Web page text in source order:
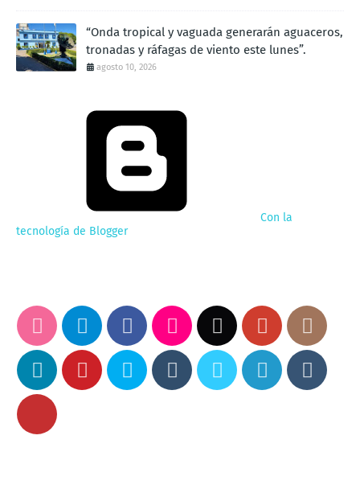
“Onda tropical y vaguada generarán aguaceros,
tronadas y ráfagas de viento este lunes”.
agosto 10, 2026
Con la
tecnología de Blogger